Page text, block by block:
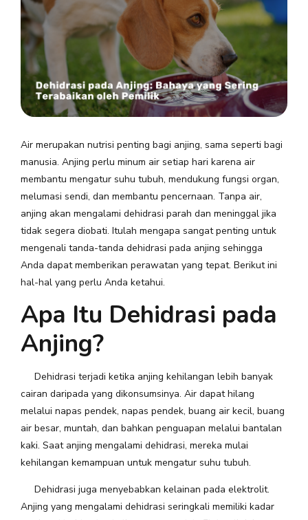
Air merupakan nutrisi penting bagi anjing, sama seperti bagi
manusia. Anjing perlu minum air setiap hari karena air
membantu mengatur suhu tubuh, mendukung fungsi organ,
melumasi sendi, dan membantu pencernaan. Tanpa air,
anjing akan mengalami dehidrasi parah dan meninggal jika
tidak segera diobati. Itulah mengapa sangat penting untuk
mengenali tanda-tanda dehidrasi pada anjing sehingga
Anda dapat memberikan perawatan yang tepat. Berikut ini
hal-hal yang perlu Anda ketahui.
Apa Itu Dehidrasi pada
Anjing?
Dehidrasi terjadi ketika anjing kehilangan lebih banyak
cairan daripada yang dikonsumsinya. Air dapat hilang
melalui napas pendek, napas pendek, buang air kecil, buang
air besar, muntah, dan bahkan penguapan melalui bantalan
kaki. Saat anjing mengalami dehidrasi, mereka mulai
kehilangan kemampuan untuk mengatur suhu tubuh.
Dehidrasi juga menyebabkan kelainan pada elektrolit.
Anjing yang mengalami dehidrasi seringkali memiliki kadar